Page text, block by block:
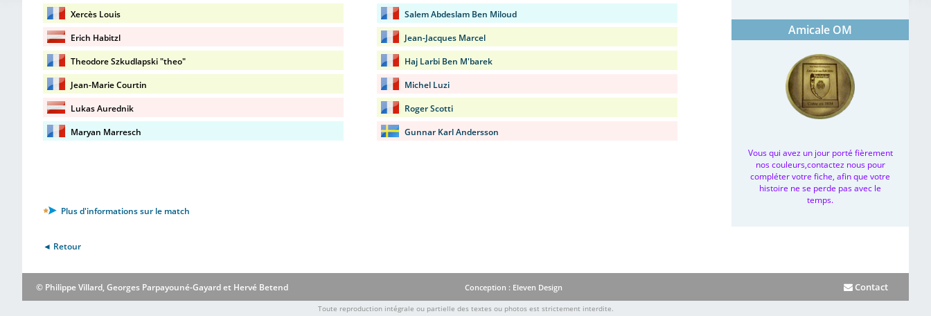
Xercès Louis
Erich Habitzl
Theodore Szkudlapski "theo"
Jean-Marie Courtin
Lukas Aurednik
Maryan Marresch
Salem Abdeslam Ben Miloud
Jean-Jacques Marcel
Haj Larbi Ben M'barek
Michel Luzi
Roger Scotti
Gunnar Karl Andersson
Plus d'informations sur le match
◄ Retour
Amicale OM
Vous qui avez un jour porté fièrement
nos couleurs,contactez nous pour
compléter votre fiche, afin que votre
histoire ne se perde pas avec le
temps.
© Philippe Villard, Georges Parpayouné-Gayard et Hervé Betend Conception : Eleven Design Contact
Toute reproduction intégrale ou partielle des textes ou photos est strictement interdite.